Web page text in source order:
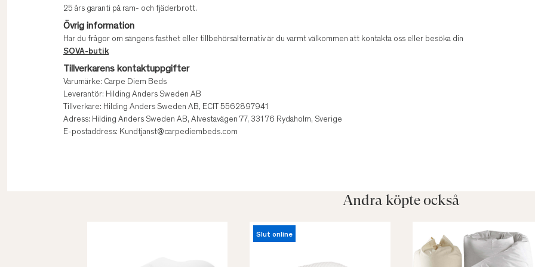
25 års garanti på ram- och fjäderbrott.
Övrig information
Har du frågor om sängens fasthet eller tillbehörsalternativ är du varmt välkommen att kontakta oss eller besöka din
SOVA-butik
Tillverkarens kontaktuppgifter
Varumärke: Carpe Diem Beds
Leverantör: Hilding Anders Sweden AB
Tillverkare: Hilding Anders Sweden AB, ECIT 5562897941
Adress: Hilding Anders Sweden AB, Alvestavägen 77, 331 76 Rydaholm, Sverige
E-postaddress: Kundtjanst@carpediembeds.com
Andra köpte också
Slut online